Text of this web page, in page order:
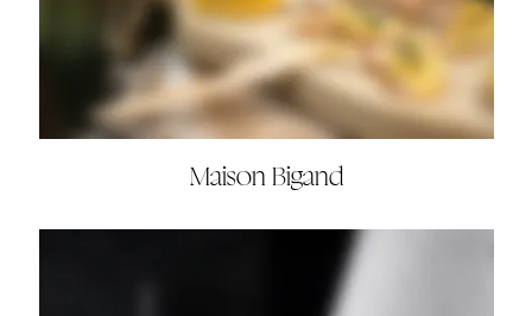
Maison Bigand